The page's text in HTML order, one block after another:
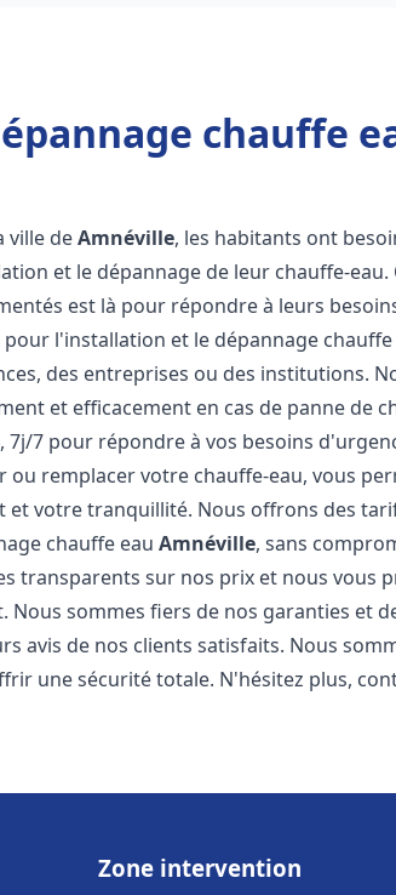
chauffe
ville deAmnéville, les habitants ont
et le dépannage de leur chauffe-
est là pour répondre à leurs
pour l'installation et le dépannage
des entreprises ou des institutions.
et efficacement en cas de panne de
7j/7 pour répondre à vos besoins
ou remplacer votre chauffe-eau, vous
et votre tranquillité. Nous offrons des
chauffe eauAmnéville, sans
transparents sur nos prix et nous vous
Nous sommes fiers de nos garanties et
avis de nos clients satisfaits. Nous
une sécurité totale. N'hésitez plus,
Zone intervention